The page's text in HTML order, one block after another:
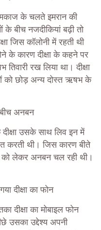
के चलते इमरान की
के बीच नजदीकियां बढ़ी तो
जिस कॉलोनी में रहती थी
के कारण दीक्षा के कहने पर
रख लिया था। दीक्षा
को छोड़ अन्य दोस्त ऋषभ के
बीच अनबन
उसके साथ लिव इन में
करती थी। जिस कारण बीते
को लेकर अनबन चल रही थी।
दीक्षा का फोन
दीक्षा का मोबाइल फोन
उसका उद्देश्य अपनी